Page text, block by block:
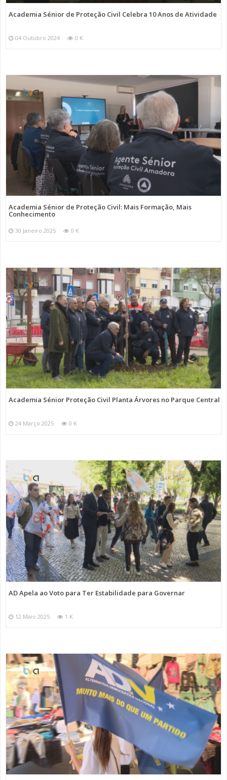
Academia Sénior de Proteção Civil Celebra 10 Anos de Atividade
04 Outubro 2024 0 K
Academia Sénior de Proteção Civil: Mais Formação, Mais
Conhecimento
30 Janeiro 2025 0 K
Academia Sénior Proteção Civil Planta Árvores no Parque Central
24 Março 2025 0 K
AD Apela ao Voto para Ter Estabilidade para Governar
12 Maio 2025 1 K